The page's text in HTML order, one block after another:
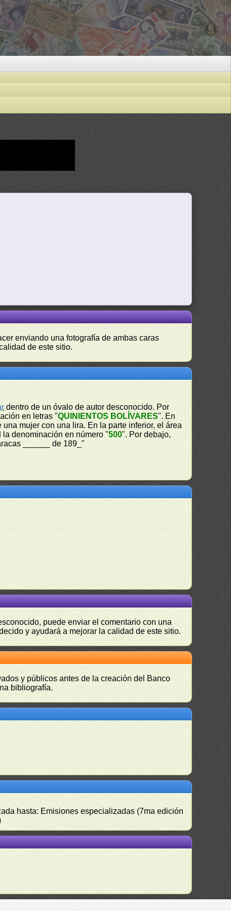
enviando una fotografía de ambas caras
de este sitio.
dentro de un óvalo de autor desconocido. Por
en letras "QUINIENTOS BOLÍVARES". En
mujer con una lira. En la parte inferior, el área
denominación en número "500". Por debajo,
______ de 189_"
puede enviar el comentario con una
y ayudará a mejorar la calidad de este sitio.
y públicos antes de la creación del Banco
bibliografía.
hasta: Emisiones especializadas (7ma edición